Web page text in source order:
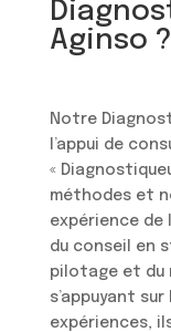
Aginso ?
Notre
l’appui de
«
méthodes et
expérience de
du conseil en
pilotage et du
s’appuyant
expériences,